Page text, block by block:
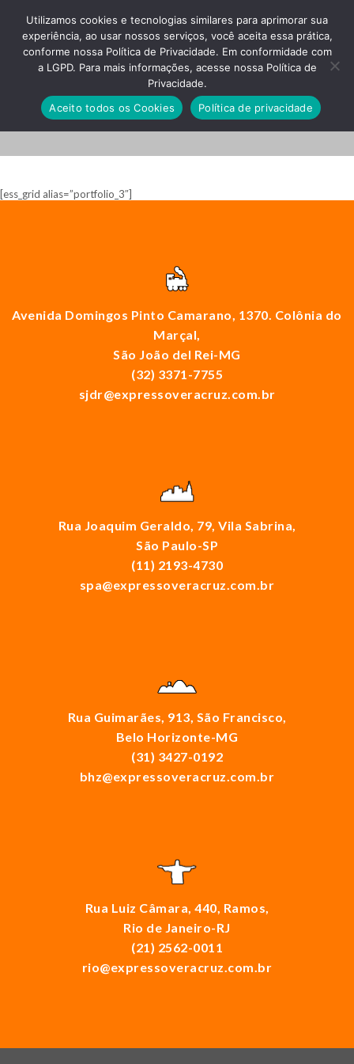
Projects
[ess_grid alias=”portfolio_3″]
Avenida Domingos Pinto Camarano, 1370. Colônia do
Marçal,
São João del Rei-MG
(32) 3371-7755
sjdr@expressoveracruz.com.br
Rua Joaquim Geraldo, 79, Vila Sabrina,
São Paulo-SP
(11) 2193-4730
spa@expressoveracruz.com.br
Rua Guimarães, 913, São Francisco,
Belo Horizonte-MG
(31) 3427-0192
bhz@expressoveracruz.com.br
Rua Luiz Câmara, 440, Ramos,
Rio de Janeiro-RJ
(21) 2562-0011
rio@expressoveracruz.com.br
Utilizamos cookies e tecnologias similares para aprimorar sua
experiência, ao usar nossos serviços, você aceita essa prática,
conforme nossa Política de Privacidade. Em conformidade com
a LGPD. Para mais informações, acesse nossa Política de
Privacidade.
Aceito todos os Cookies
Política de privacidade